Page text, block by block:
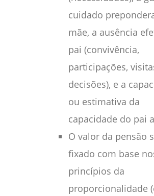
cuidado
mãe, a ausência
pai (convivência,
participações,
decisões), e a
ou estimativa da
capacidade do pai
O valor da pensão
fixado com base
princípios da
proporcionalidade